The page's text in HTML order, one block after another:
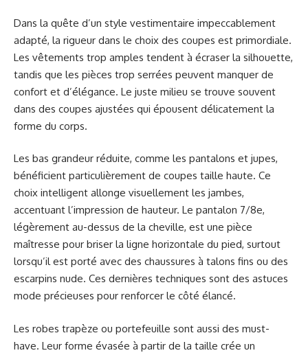
Dans la quête d’un style vestimentaire impeccablement
adapté, la rigueur dans le choix des coupes est primordiale.
Les vêtements trop amples tendent à écraser la silhouette,
tandis que les pièces trop serrées peuvent manquer de
confort et d’élégance. Le juste milieu se trouve souvent
dans des coupes ajustées qui épousent délicatement la
forme du corps.
Les bas grandeur réduite, comme les pantalons et jupes,
bénéficient particulièrement de coupes taille haute. Ce
choix intelligent allonge visuellement les jambes,
accentuant l’impression de hauteur. Le pantalon 7/8e,
légèrement au-dessus de la cheville, est une pièce
maîtresse pour briser la ligne horizontale du pied, surtout
lorsqu’il est porté avec des chaussures à talons fins ou des
escarpins nude. Ces dernières techniques sont des astuces
mode précieuses pour renforcer le côté élancé.
Les robes trapèze ou portefeuille sont aussi des must-
have. Leur forme évasée à partir de la taille crée un